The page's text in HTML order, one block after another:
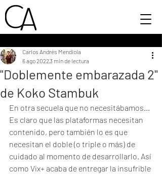
"Doblemente embarazada 2"
de Koko Stambuk
Carlos Andrés Mendiola
6 ago 20223 min de lectura
En otra secuela que no necesitábamos...
Es claro que las plataformas necesitan
contenido, pero también lo es que
necesitan el doble (o triple o más) de
cuidado al momento de desarrollarlo. Así
como Vix+ acaba de entregar la insufrible